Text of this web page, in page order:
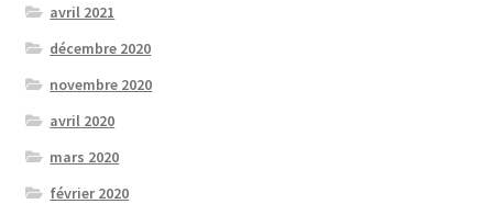
avril 2021
décembre 2020
novembre 2020
avril 2020
mars 2020
février 2020